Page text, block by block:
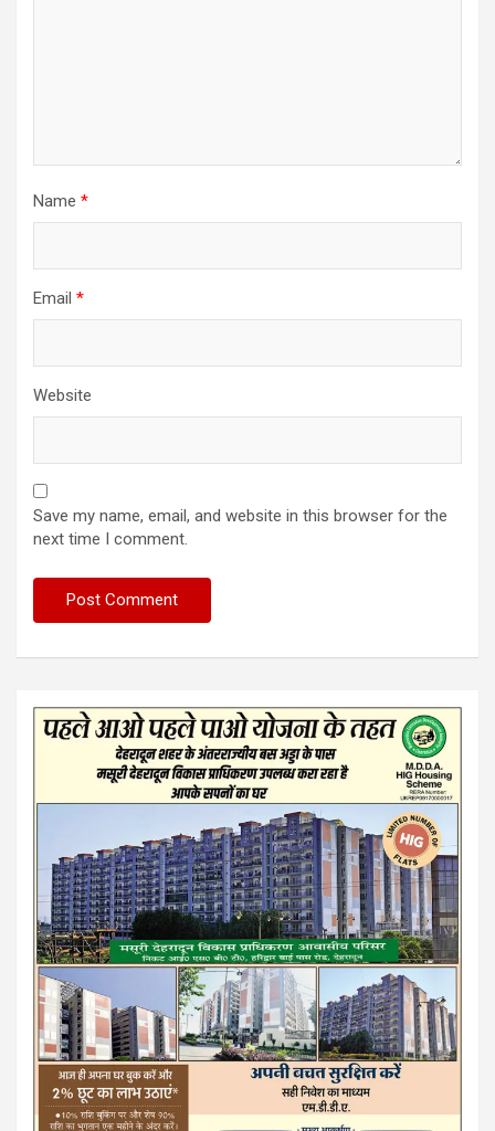
Name *
Email *
Website
Save my name, email, and website in this browser for the
next time I comment.